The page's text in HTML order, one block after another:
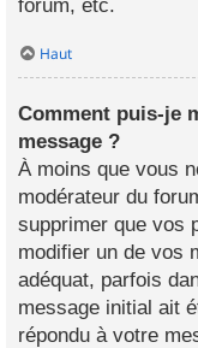
forum, etc.
Haut
Comment puis-je
message ?
À moins que vous
modérateur du
supprimer que vos
modifier un de vos
adéquat, parfois
message initial ait
répondu à votre